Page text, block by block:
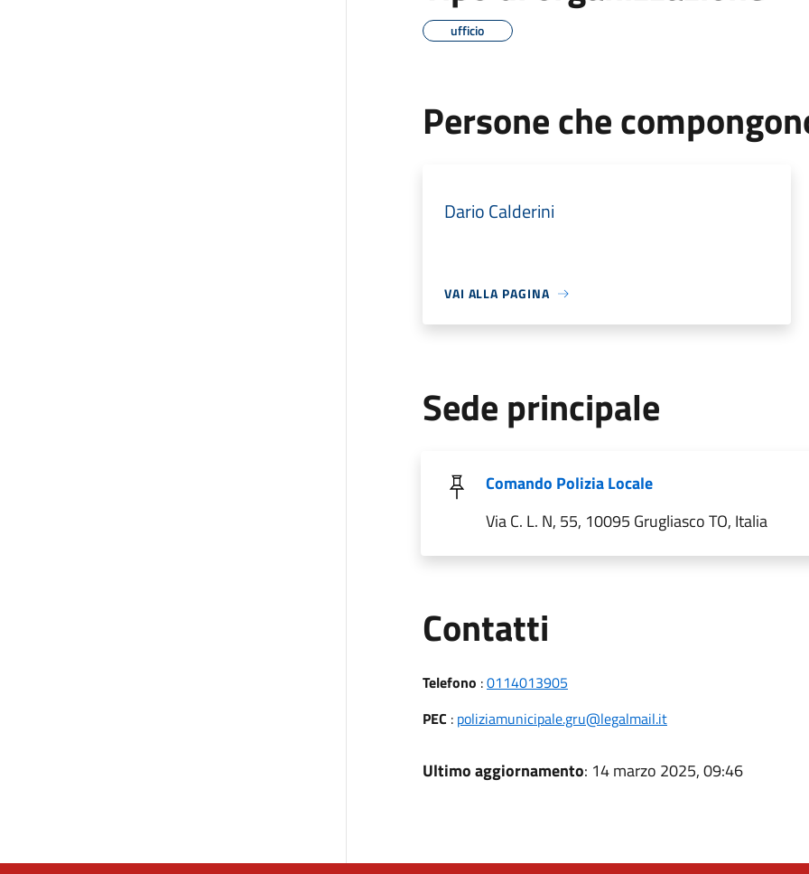
ufficio
Persone che
Dario Calderini
VAI ALLA PAGINA
Sede principale
Comando Polizia Locale
Via C. L. N, 55, 10095 Grugliasco TO, Italia
Contatti
Telefono :0114013905
PEC : poliziamunicipale.gru@legalmail.it
Ultimo aggiornamento: 14 marzo 2025, 09:46